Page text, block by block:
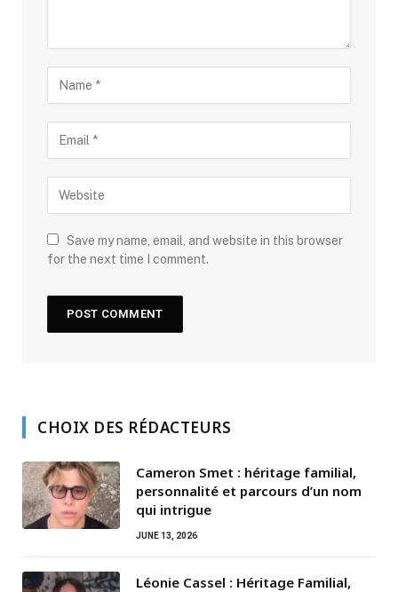
Save my name, email, and website in this browser
for the next time I comment.
CHOIX DES RÉDACTEURS
Cameron Smet : héritage familial,
personnalité et parcours d’un nom
qui intrigue
JUNE 13, 2026
Léonie Cassel : Héritage Familial,